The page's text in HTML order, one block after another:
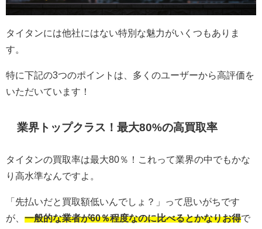
タイタンには他社にはない特別な魅力がいくつもありま
す。
特に下記の3つのポイントは、多くのユーザーから高評価を
いただいています！
業界トップクラス！最大80%の高買取率
タイタンの買取率は最大80％！これって業界の中でもかな
り高水準なんですよ。
「先払いだと買取額低いんでしょ？」って思いがちです
が、 一般的な業者が60％程度なのに比べるとかなりお得で